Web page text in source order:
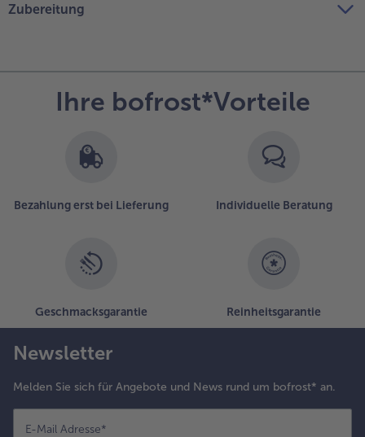
Zubereitung
Ihre bofrost*Vorteile
Bezahlung erst bei Lieferung Individuelle Beratung
Geschmacksgarantie Reinheitsgarantie
Newsletter
Melden Sie sich für Angebote und News rund um bofrost* an.
E-Mail Adresse*